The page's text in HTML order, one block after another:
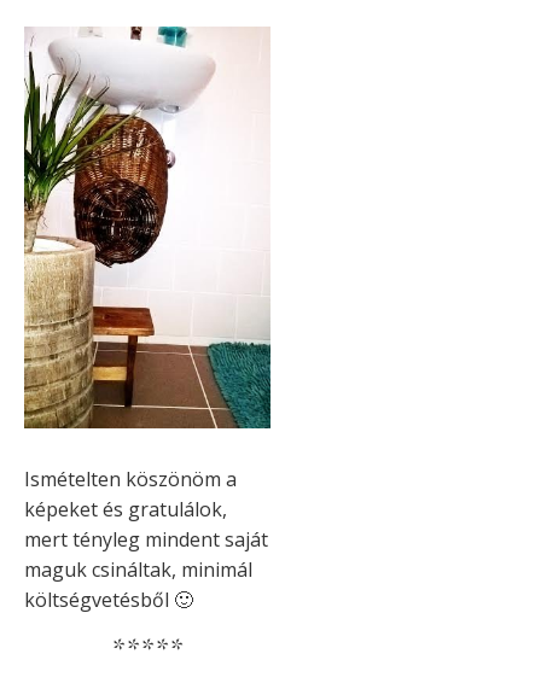
Ismételten köszönöm a
képeket és gratulálok,
mert tényleg mindent saját
maguk csináltak, minimál
költségvetésből 🙂
*****